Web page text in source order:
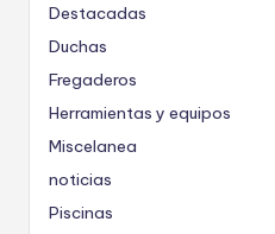
Destacadas
Duchas
Fregaderos
Herramientas y equipos
Miscelanea
noticias
Piscinas